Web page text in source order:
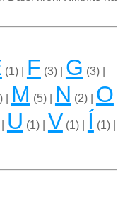
(1) | F (3) | G (3) |
| M (5) | N (2) | O
U (1) | V (1) | Í (1) |